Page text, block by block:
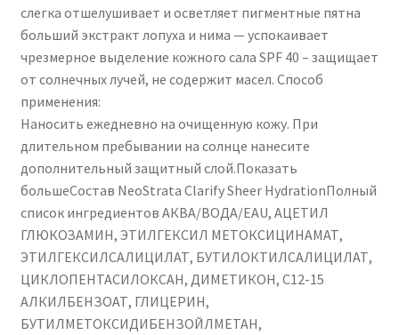
слегка отшелушивает и осветляет пигментные пятна
больший экстракт лопуха и нима — успокаивает
чрезмерное выделение кожного сала SPF 40 – защищает
от солнечных лучей, не содержит масел. Способ
применения:
Наносить ежедневно на очищенную кожу. При
длительном пребывании на солнце нанесите
дополнительный защитный слой.Показать
большеСостав NeoStrata Clarify Sheer HydrationПолный
список ингредиентов АКВА/ВОДА/EAU, АЦЕТИЛ
ГЛЮКОЗАМИН, ЭТИЛГЕКСИЛ МЕТОКСИЦИНАМАТ,
ЭТИЛГЕКСИЛСАЛИЦИЛАТ, БУТИЛОКТИЛСАЛИЦИЛАТ,
ЦИКЛОПЕНТАСИЛОКСАН, ДИМЕТИКОН, C12-15
АЛКИЛБЕНЗОАТ, ГЛИЦЕРИН,
БУТИЛМЕТОКСИДИБЕНЗОЙЛМЕТАН,